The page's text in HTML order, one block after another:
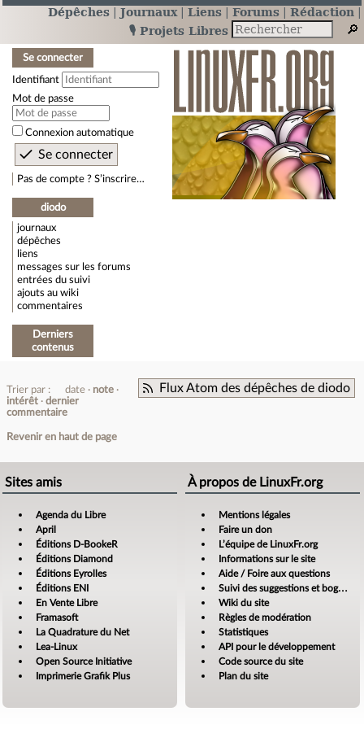
Dépêches Journaux Liens Forums
Rédaction
🎙️ Projets Libres
Se connecter
Identifiant
Mot de passe
Connexion automatique
Pas de compte ? S’inscrire…
diodo
journaux
dépêches
liens
messages sur les forums
entrées du suivi
ajouts au wiki
commentaires
Derniers
contenus
Flux Atom des dépêches de diodo
Trier par : date
note
intérêt
dernier
commentaire
Revenir en haut de page
Sites amis
Agenda du Libre
April
Éditions D-BookeR
Éditions Diamond
Éditions Eyrolles
Éditions ENI
En Vente Libre
Framasoft
La Quadrature du Net
Lea-Linux
Open Source Initiative
Imprimerie Grafik Plus
À propos de LinuxFr.org
Mentions légales
Faire un don
L’équipe de LinuxFr.org
Informations sur le site
Aide / Foire aux questions
Suivi des suggestions et bogues
Wiki du site
Règles de modération
Statistiques
API pour le développement
Code source du site
Plan du site